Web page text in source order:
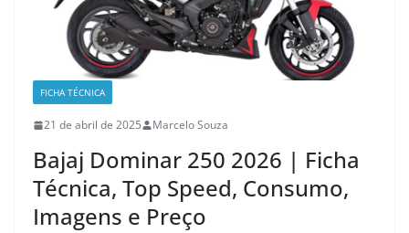
FICHA TÉCNICA
21 de abril de 2025 Marcelo Souza
Bajaj Dominar 250 2026 | Ficha
Técnica, Top Speed, Consumo,
Imagens e Preço